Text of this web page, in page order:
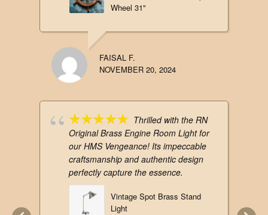
Wheel 31"
FAISAL F.
NOVEMBER 20, 2024
Thrilled with the RN
Original Brass Engine Room Light for
our HMS Vengeance! Its impeccable
craftsmanship and authentic design
perfectly capture the essence.
Vintage Spot Brass Stand
Light